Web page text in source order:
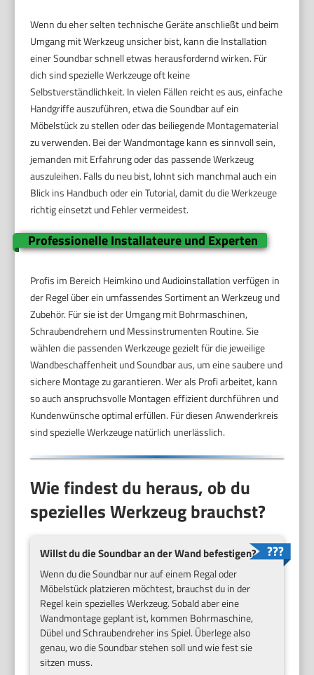
Wenn du eher selten technische Geräte anschließt und beim
Umgang mit Werkzeug unsicher bist, kann die Installation
einer Soundbar schnell etwas herausfordernd wirken. Für
dich sind spezielle Werkzeuge oft keine
Selbstverständlichkeit. In vielen Fällen reicht es aus, einfache
Handgriffe auszuführen, etwa die Soundbar auf ein
Möbelstück zu stellen oder das beiliegende Montagematerial
zu verwenden. Bei der Wandmontage kann es sinnvoll sein,
jemanden mit Erfahrung oder das passende Werkzeug
auszuleihen. Falls du neu bist, lohnt sich manchmal auch ein
Blick ins Handbuch oder ein Tutorial, damit du die Werkzeuge
richtig einsetzt und Fehler vermeidest.
Professionelle Installateure und Experten
Profis im Bereich Heimkino und Audioinstallation verfügen in
der Regel über ein umfassendes Sortiment an Werkzeug und
Zubehör. Für sie ist der Umgang mit Bohrmaschinen,
Schraubendrehern und Messinstrumenten Routine. Sie
wählen die passenden Werkzeuge gezielt für die jeweilige
Wandbeschaffenheit und Soundbar aus, um eine saubere und
sichere Montage zu garantieren. Wer als Profi arbeitet, kann
so auch anspruchsvolle Montagen effizient durchführen und
Kundenwünsche optimal erfüllen. Für diesen Anwenderkreis
sind spezielle Werkzeuge natürlich unerlässlich.
Wie findest du heraus, ob du
spezielles Werkzeug brauchst?
Willst du die Soundbar an der Wand befestigen?
Wenn du die Soundbar nur auf einem Regal oder
Möbelstück platzieren möchtest, brauchst du in der
Regel kein spezielles Werkzeug. Sobald aber eine
Wandmontage geplant ist, kommen Bohrmaschine,
Dübel und Schraubendreher ins Spiel. Überlege also
genau, wo die Soundbar stehen soll und wie fest sie
sitzen muss.